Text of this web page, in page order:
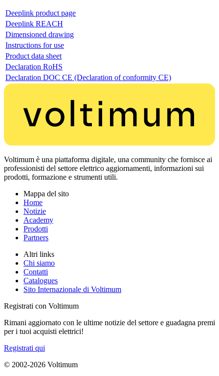
Deeplink product page
Deeplink REACH
Dimensioned drawing
Instructions for use
Product data sheet
Declaration RoHS
Declaration DOC CE (Declaration of conformity CE)
Voltimum è una piattaforma digitale, una community che fornisce ai
professionisti del settore elettrico aggiornamenti, informazioni sui
prodotti, formazione e strumenti utili.
Mappa del sito
Home
Notizie
Academy
Prodotti
Partners
Altri links
Chi siamo
Contatti
Catalogues
Sito Internazionale di Voltimum
Registrati con Voltimum
Rimani aggiornato con le ultime notizie del settore e guadagna premi
per i tuoi acquisti elettrici!
Registrati qui
© 2002-2026 Voltimum